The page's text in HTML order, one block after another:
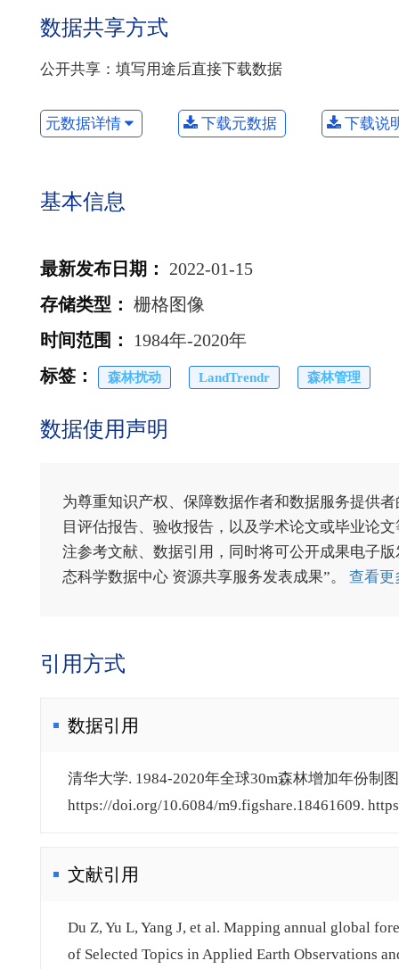
数据共享方式
公开共享：填写用途后直接下载数据
元数据详情 下载元数据 下载说
基本信息
最新发布日期 ：
2022-01-15
存储类型 ： 栅格图像
时间范围 ：
1984年-2020年
标签 ： 森林扰动 LandTrendr 森林管理
数据使用声明
为尊重知识产权、保障数据作者和数据服务提供
目评估报告、验收报告，以及学术论文或毕业论
注参考文献、数据引用，同时将可公开成果电子
态科学数据中心 资源共享服务发表成果”。 查看
引用方式
数据引用
清华大学. 1984-2020年全球30m森林增加年份制
https://doi.org/10.6084/m9.figshare.18461609.
文献引用
Du Z, Yu L, Yang J, et al. Mapping annual global
of Selected Topics in Applied Earth Observations